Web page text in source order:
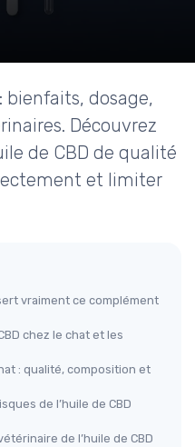
bienfaits, dosage,
Découvrez
de CBD de qualité
et limiter
vraiment ce complément
chez le chat et les
: qualité, composition et
de l’huile de CBD
de l’huile de CBD